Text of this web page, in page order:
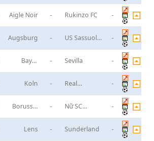
Aigle Noir - Rukinzo FC -
Augsburg -
US Sassuolo
-
Bayer
- Sevilla -
Koln -
Real
-
Borussia
-
Nữ SC
-
Lens - Sunderland -